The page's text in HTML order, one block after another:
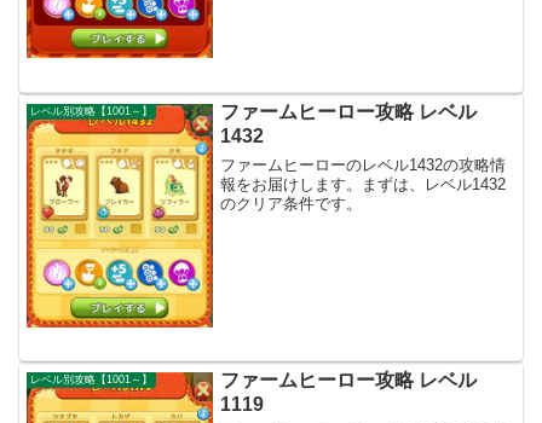
レベル別攻略【1001～】
ファームヒーロー攻略 レベル
1432
ファームヒーローのレベル1432の攻略情
報をお届けします。まずは、レベル1432
のクリア条件です。
レベル別攻略【1001～】
ファームヒーロー攻略 レベル
1119